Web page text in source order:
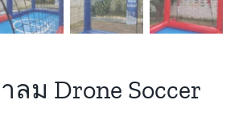
ลม Drone Soccer